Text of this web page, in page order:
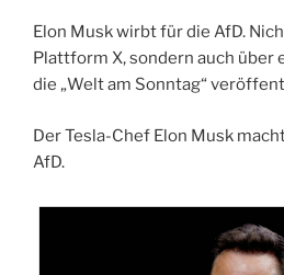
Elon Musk wirbt für die AfD.
Plattform X, sondern auch über
die „Welt am Sonntag“
Der Tesla-Chef Elon Musk
AfD.